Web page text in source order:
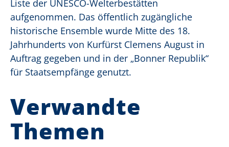
Liste der UNESCO-Welterbestätten
aufgenommen. Das öffentlich zugängliche
historische Ensemble wurde Mitte des 18.
Jahrhunderts von Kurfürst Clemens August in
Auftrag gegeben und in der „Bonner Republik“
für Staatsempfänge genutzt.
Verwandte
Themen